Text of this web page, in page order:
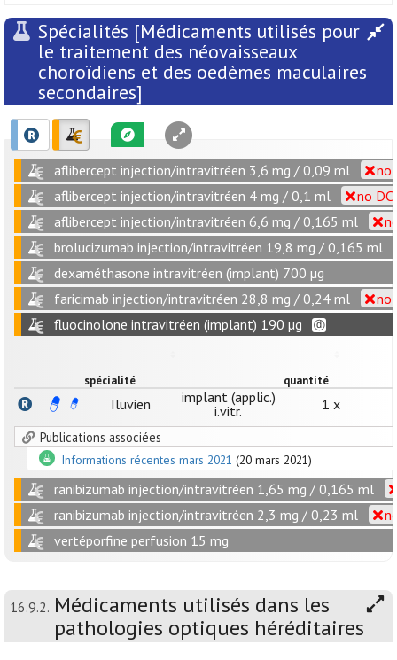
Spécialités [Médicaments utilisés pour
le traitement des néovaisseaux
choroïdiens et des oedèmes maculaires
secondaires]
aflibercept injection/intravitréen 3,6 mg / 0,09 ml
no
aflibercept injection/intravitréen 4 mg / 0,1 ml
no
aflibercept injection/intravitréen 6,6 mg / 0,165 ml
brolucizumab injection/intravitréen 19,8 mg / 0,165 ml
dexaméthasone intravitréen (implant) 700 µg
faricimab injection/intravitréen 28,8 mg / 0,24 ml
no
fluocinolone intravitréen (implant) 190 µg
spécialité quantité
Iluvien
implant (applic.)
i.vitr.
1 x
Publications associées
Informations récentes mars 2021 (20 mars 2021)
ranibizumab injection/intravitréen 1,65 mg / 0,165 ml
ranibizumab injection/intravitréen 2,3 mg / 0,23 ml
vertéporfine perfusion 15 mg
16.9.2. Médicaments utilisés dans les
pathologies optiques héréditaires